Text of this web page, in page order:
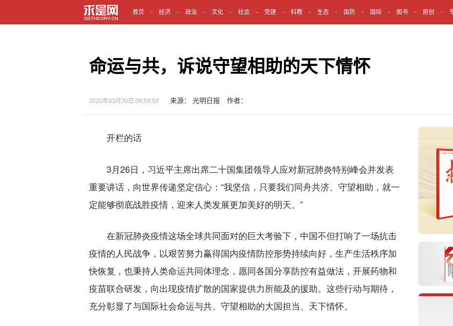
首页 经济 政治 文化 社会 党建 科教 生态 国防 国际 图书 原创
命运与共，诉说守望相助的天下情怀
2020年03月30日 08:59:56 来源： 光明日报 作者：
开栏的话
3月26日，习近平主席出席二十国集团领导人应对新冠肺炎特别峰会并发表
重要讲话，向世界传递坚定信心：“我坚信，只要我们同舟共济、守望相助，就一
定能够彻底战胜疫情，迎来人类发展更加美好的明天。”
在新冠肺炎疫情这场全球共同面对的巨大考验下，中国不但打响了一场抗击
疫情的人民战争，以艰苦努力赢得国内疫情防控形势持续向好，生产生活秩序加
快恢复，也秉持人类命运共同体理念，愿同各国分享防控有益做法，开展药物和
疫苗联合研发，向出现疫情扩散的国家提供力所能及的援助。这些行动与期待，
充分彰显了与国际社会命运与共、守望相助的大国担当、天下情怀。